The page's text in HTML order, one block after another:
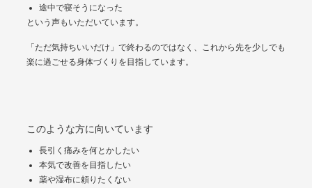
途中で寝そうになった
という声もいただいています。
「ただ気持ちいいだけ」で終わるのではなく、これから先を少しでも
楽に過ごせる身体づくりを目指しています。
このような方に向いています
長引く痛みを何とかしたい
本気で改善を目指したい
薬や湿布に頼りたくない